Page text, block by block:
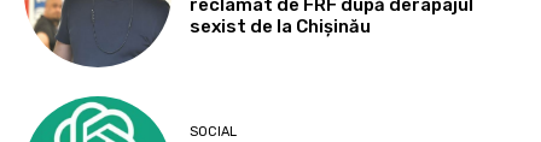
reclamat de FRF după derapajul
sexist de la Chișinău
SOCIAL